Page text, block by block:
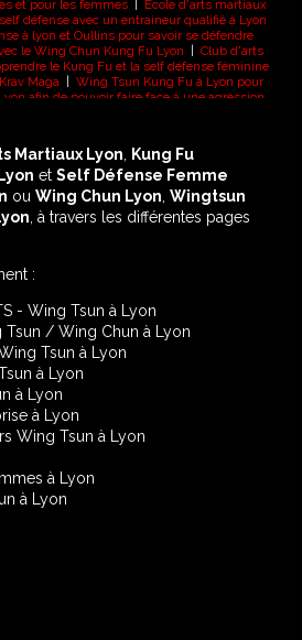
et pour les femmes|
École d'arts martiaux
défense avec un entraineur qualifié à Lyon
à lyon et Oullins pour savoir se défendre
le Wing Chun Kung Fu Lyon
Club d'arts
le Kung Fu et la self défense féminine
Maga
Wing Tsun Kung Fu à Lyon pour
afin de pouvoir faire face à une agression
lyon et krav maga lyon pour les femmes et
également est un art martial chinois
à lyon et oullins à travers les cours de
chun, krav maga et self defense
Martiaux Lyon, Kung Fu
et Self Défense Femme
ou Wing Chun Lyon, Wingtsun
, à travers les différentes pages
:
- Wing Tsun à Lyon
Tsun / Wing Chun à Lyon
Tsun à Lyon
à Lyon
à Lyon
à Lyon
Wing Tsun à Lyon
à Lyon
à Lyon